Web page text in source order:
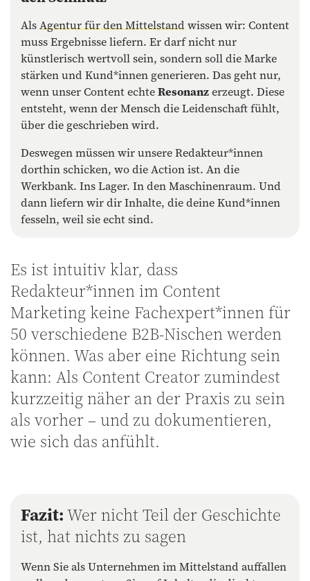
AlsAgentur für den Mittelstandwissen wir: Content
muss Ergebnisse liefern. Er darf nicht nur
künstlerisch wertvoll sein, sondern soll die Marke
stärken und Kund*innen generieren. Das geht nur,
wenn unser Content echteResonanzerzeugt. Diese
entsteht, wenn der Mensch die Leidenschaft fühlt,
über die geschrieben wird.
Deswegen müssen wir unsere Redakteur*innen
dorthin schicken, wo die Action ist. An die
Werkbank. Ins Lager. In den Maschinenraum. Und
dann liefern wir dir Inhalte, die deine Kund*innen
fesseln, weil sie echt sind.
Es ist intuitiv klar, dass
Redakteur*innen im Content
Marketing keine Fachexpert*innen für
50 verschiedene B2B-Nischen werden
können. Was aber eine Richtung sein
kann: Als Content Creator zumindest
kurzzeitig näher an der Praxis zu sein
als vorher – und zu dokumentieren,
wie sich das anfühlt.
Fazit:Wer nicht Teil der Geschichte
ist, hat nichts zu sagen
Wenn Sie als Unternehmen im Mittelstand auffallen